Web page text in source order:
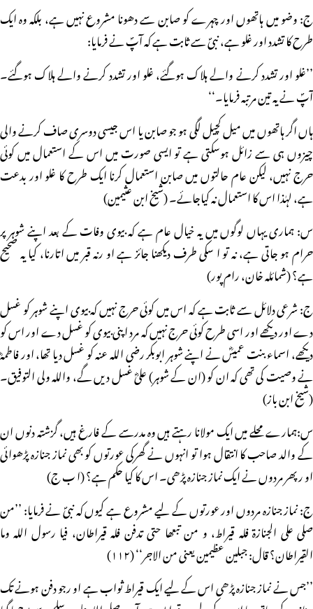
ج: وضو میں ہاتھوں اور چہرے کو صابن سے دھونا مشروع نہیں ہے، بلکہ وہ ایک
طرح کا تشدد اور غلو ہے، نبیؐ سے ثابت ہے کہ آپؐ نے فرمایا:
’’غلو اور تشدد کرنے والے ہلاک ہوگئے، غلو اور تشدد کرنے والے ہلاک ہوگئے۔
آپؐ نے یہ تین مرتبہ فرمایا۔‘‘
ہاں اگر ہاتھوں میں میل کچیل لگی ہو جو صابن یا اس جیسی دوسری صاف کرنے والی
چیزوں ہی سے زائل ہوسکتی ہے تو ایسی صورت میں اس کے استعمال میں کوئی
حرج نہیں، لیکن عام حالتوں میں صابن استعمال کرنا ایک طرح کا غلو اور بدعت
ہے، لہٰذا اس کا استعمال نہ کیاجائے۔ (شیخ ابن عثیمین)
س: ہماری یہاں لوگوں میں یہ خیال عام ہے کہ بیوی وفات کے بعد اپنے شوہر پر
حرام ہو جاتی ہے، نہ تو ا سکی طرف دیکھنا جائز ہے او رنہ قبر میں اتارنا، کیا یہ صحیح
ہے؟ (شمائلہ خان، رام پور)
ج: شرعی دلائل سے ثابت ہے کہ اس میں کوئی حرج نہیں کہ بیوی اپنے شوہر کو غسل
دے اور دیکھے اور اسی طرح کوئی حرج نہیں کہ مرد اپنی بیوی کو غسل دے اور اس کو
دیکھے، اسماء بنت عمیسؓ نے اپنے شوہر ابوبکر رضی اللہ عنہ کو غسل دیا تھا، اور فاطمہؓ
نے وصیت کی تھی کہ ان کو (ان کے شوہر) علیؓ غسل دیں گے، واللہ ولی التوفیق۔
(شیخ ابن باز)
س:ہمارے محلے میں ایک مولانا رہتے ہیں وہ مدرسے کے فارغ ہیں، گزشتہ دنوں ان
کے والد صاحب کا انتقال ہوا تو انہوں نے گھرکی عورتوں کو بھی نماز جنازہ پڑھوائی
او رپھر مردوں نے ایک نماز جنازہ پڑھی۔ اس کا کیا حکم ہے؟ (ا ب ج)
ج: نماز جنازہ مردوں اور عورتوں کے لیے مشروع ہے کیوں کہ نبیؐ نے فرمایا: ’’من
صلی علی الجنازۃ فلہ قیراط، و من تبعھا حتی تدفن فلہ قیراطان، فیا رسول اللہ وما
القیراطان؟ قال: جبلین عظیمین یعنی من الاجر‘‘ (۱۱۲)
’’جس نے نماز جنازہ پڑھی اس کے لیے ایک قیراط ثواب ہے او رجو دفن ہونے تک